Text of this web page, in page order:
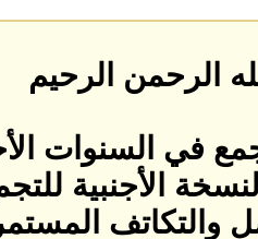
الرحمن الرحيم
في السنوات
الأجنبية
المستمر